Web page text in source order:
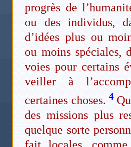
progrès de
ou des individus,
d’idées plus ou
ou moins spéciales,
voies pour certains
veiller à
certaines choses. 4
des missions plus
quelque sorte